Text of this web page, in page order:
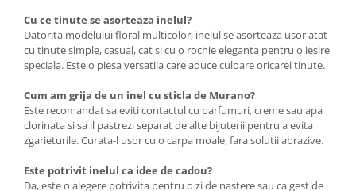
Cu ce tinute se asorteaza inelul?
Datorita modelului floral multicolor, inelul se asorteaza usor atat
cu tinute simple, casual, cat si cu o rochie eleganta pentru o iesire
speciala. Este o piesa versatila care aduce culoare oricarei tinute.
Cum am grija de un inel cu sticla de Murano?
Este recomandat sa eviti contactul cu parfumuri, creme sau apa
clorinata si sa il pastrezi separat de alte bijuterii pentru a evita
zgarieturile. Curata-l usor cu o carpa moale, fara solutii abrazive.
Este potrivit inelul ca idee de cadou?
Da, este o alegere potrivita pentru o zi de nastere sau ca gest de